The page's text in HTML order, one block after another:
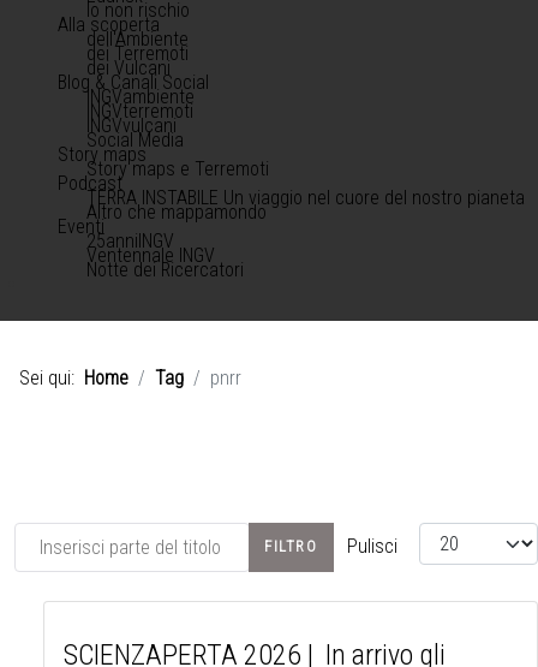
Io non rischio
Alla scoperta
dell'Ambiente
dei Terremoti
dei Vulcani
Blog & Canali Social
INGVambiente
INGVterremoti
INGVvulcani
Social Media
Story maps
Story maps e Terremoti
Podcast
TERRA INSTABILE Un viaggio nel cuore del nostro pianeta
Altro che mappamondo
Eventi
25anniINGV
Ventennale INGV
Notte dei Ricercatori
Sei qui: Home Tag pnrr
Inserisci parte del titolo FILTRO Pulisci Visualizza #
SCIENZAPERTA 2026 | In arrivo gli